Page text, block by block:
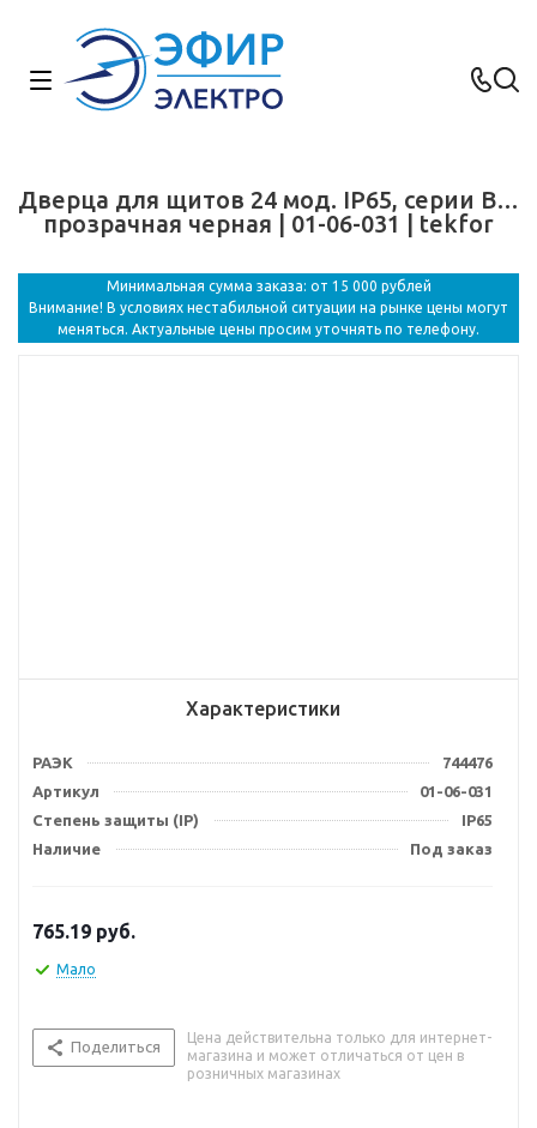
Дверца для щитов 24 мод. IP65, серии B…
прозрачная черная | 01-06-031 | tekfor
Минимальная сумма заказа: от 15 000 рублей
Внимание! В условиях нестабильной ситуации на рынке цены могут
меняться. Актуальные цены просим уточнять по телефону.
Характеристики
РАЭК
744476
Артикул
01-06-031
Степень защиты (IP)
IP65
Наличие
Под заказ
765.19 руб.
Мало
Поделиться
Цена действительна только для интернет-
магазина и может отличаться от цен в
розничных магазинах